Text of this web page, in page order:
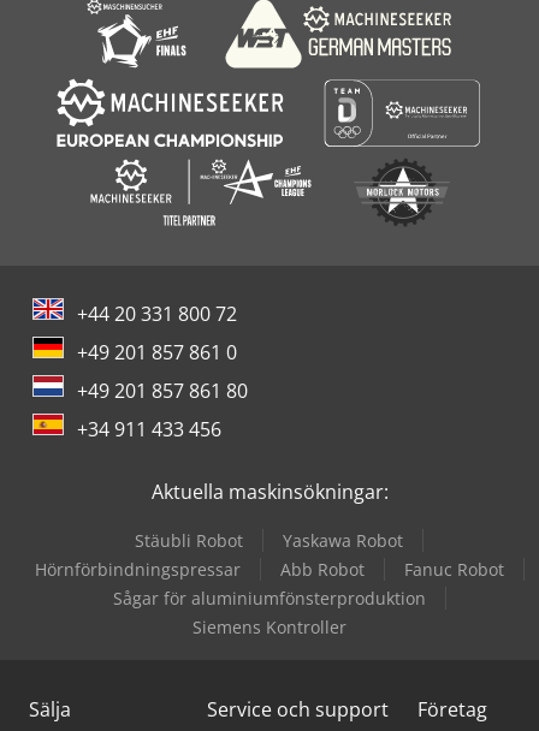
+44 20 331 800 72
+49 201 857 861 0
+49 201 857 861 80
+34 911 433 456
Aktuella maskinsökningar:
Stäubli Robot
Yaskawa Robot
Hörnförbindningspressar
Abb Robot
Fanuc Robot
Sågar för aluminiumfönsterproduktion
Siemens Kontroller
Sälja Service och support Företag